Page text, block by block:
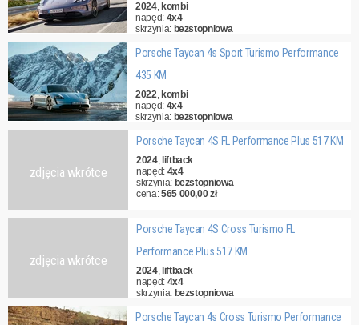
2024, kombi
napęd: 4x4
skrzynia: bezstopniowa
cena:570 000,00 zł
Porsche Taycan 4s Sport Turismo Performance
435 KM
2022, kombi
napęd: 4x4
skrzynia: bezstopniowa
cena:350 000,00 zł
zdjęcia wkrótce
Porsche Taycan 4S FL Performance Plus 517 KM
2024, liftback
napęd: 4x4
skrzynia: bezstopniowa
cena:565 000,00 zł
zdjęcia wkrótce
Porsche Taycan 4S Cross Turismo FL
Performance Plus 517 KM
2024, liftback
napęd: 4x4
skrzynia: bezstopniowa
cena:566 000,00 zł
Porsche Taycan 4s Cross Turismo Performance